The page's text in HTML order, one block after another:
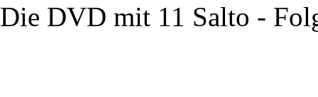
Die DVD mit 11 Salto -